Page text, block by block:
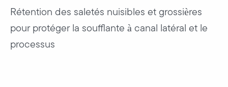
Rétention des saletés nuisibles et grossières
pour protéger la soufflante à canal latéral et le
processus